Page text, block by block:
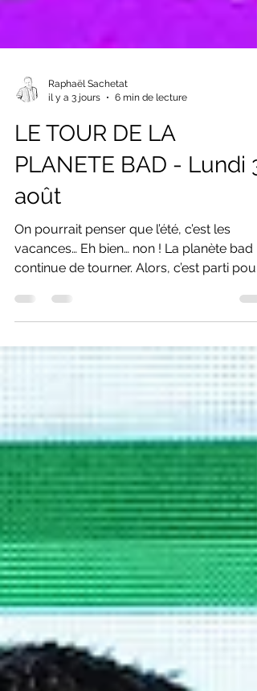
Raphaël Sachetat
LE TOUR DE LA
PLANETE BAD - Lundi 3
août
continue de tourner. Alors, c’est parti pour
un petit « best of » de la semaine. On
revient sur l’exploit… de Tomi ! Eh oui, on l’a
vécu en direct à la « télézizion », on en a
parlé tout plein sur nos réseaux, mais ici,
sur le site, rien. Même pas une UNE.
honte. . Bon, voilà, on revient dessus : il y a
dix jours, Tomi Popov devenait le premier
simple homme français à s’inviter en finale
d’